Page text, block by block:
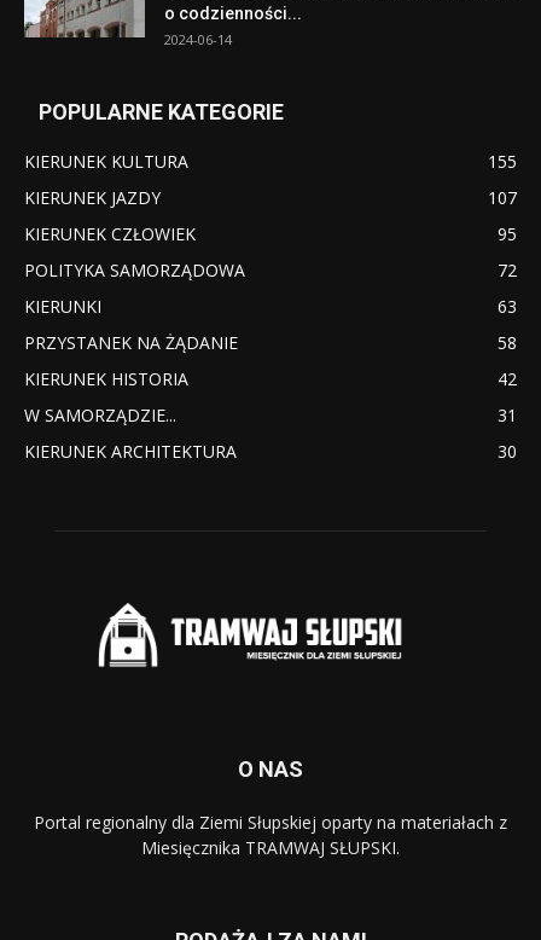
o codzienności...
2024-06-14
POPULARNE KATEGORIE
KIERUNEK KULTURA
155
KIERUNEK JAZDY
107
KIERUNEK CZŁOWIEK
95
POLITYKA SAMORZĄDOWA
72
KIERUNKI
63
PRZYSTANEK NA ŻĄDANIE
58
KIERUNEK HISTORIA
42
W SAMORZĄDZIE...
31
KIERUNEK ARCHITEKTURA
30
O NAS
Portal regionalny dla Ziemi Słupskiej oparty na materiałach z
Miesięcznika TRAMWAJ SŁUPSKI.